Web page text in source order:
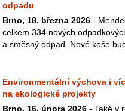
odpadu
Brno, 18. března 2026 -
celkem 334 nových
a směsný odpad. Nové koše
Environmentální výchova i
na ekologické projekty
Brno, 16. února 2026 - Také v